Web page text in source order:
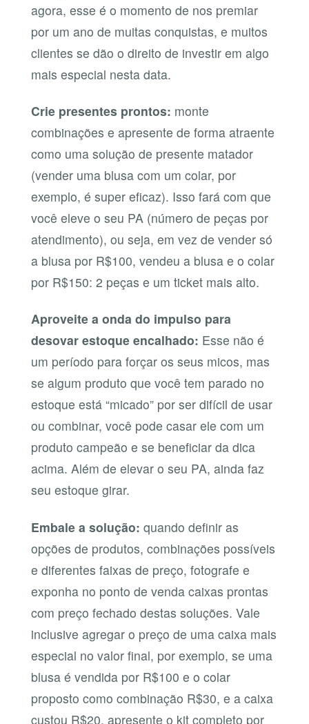
agora, esse é o momento de nos premiar
por um ano de muitas conquistas, e muitos
clientes se dão o direito de investir em algo
mais especial nesta data.
Crie presentes prontos: monte
combinações e apresente de forma atraente
como uma solução de presente matador
(vender uma blusa com um colar, por
exemplo, é super eficaz). Isso fará com que
você eleve o seu PA (número de peças por
atendimento), ou seja, em vez de vender só
a blusa por R$100, vendeu a blusa e o colar
por R$150: 2 peças e um ticket mais alto.
Aproveite a onda do impulso para
desovar estoque encalhado: Esse não é
um período para forçar os seus micos, mas
se algum produto que você tem parado no
estoque está “micado” por ser difícil de usar
ou combinar, você pode casar ele com um
produto campeão e se beneficiar da dica
acima. Além de elevar o seu PA, ainda faz
seu estoque girar.
Embale a solução: quando definir as
opções de produtos, combinações possíveis
e diferentes faixas de preço, fotografe e
exponha no ponto de venda caixas prontas
com preço fechado destas soluções. Vale
inclusive agregar o preço de uma caixa mais
especial no valor final, por exemplo, se uma
blusa é vendida por R$100 e o colar
proposto como combinação R$30, e a caixa
custou R$20, apresente o kit completo por